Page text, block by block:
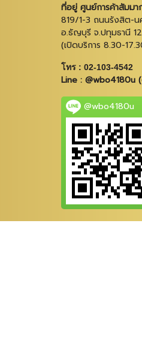
ที่อยู่ ศูนย์การค้าสัมม
819/1-3 ถนนรังสิต-น
อ.ธัญบุรี จ.ปทุมธานี
(เปิดบริการ 8.30-
โทร : 02-103-4542
Line :
@wbo4180u